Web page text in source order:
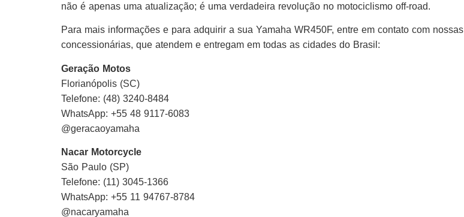
não é apenas uma atualização; é uma verdadeira revolução no motociclismo off-road.
Para mais informações e para adquirir a sua Yamaha WR450F, entre em contato com nossas
concessionárias, que atendem e entregam em todas as cidades do Brasil:
Geração Motos
Florianópolis (SC)
Telefone: (48) 3240-8484
WhatsApp: +55 48 9117-6083
@geracaoyamaha
Nacar Motorcycle
São Paulo (SP)
Telefone: (11) 3045-1366
WhatsApp: +55 11 94767-8784
@nacaryamaha